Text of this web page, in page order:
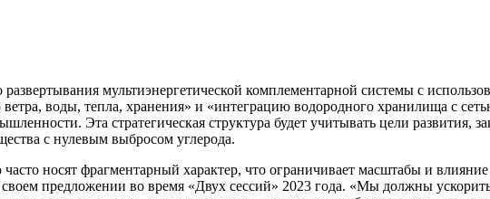
мультиэнергетической комплементарной системы с
воды, тепла, хранения» и «интеграцию водородного хранилища с
Эта стратегическая структура будет учитывать цели развития,
с нулевым выбросом углерода.
носят фрагментарный характер, что ограничивает масштабы и
предложении во время «Двух сессий» 2023 года. «Мы должны